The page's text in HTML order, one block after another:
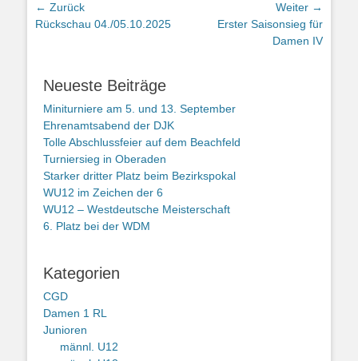
Beitragsnavigation
← Zurück
Vorheriger
Rückschau 04./05.10.2025
Weiter →
NächsterErster Saisonsieg für
Damen IV
Neueste Beiträge
Miniturniere am 5. und 13. September
Ehrenamtsabend der DJK
Tolle Abschlussfeier auf dem Beachfeld
Turniersieg in Oberaden
Starker dritter Platz beim Bezirkspokal
WU12 im Zeichen der 6
WU12 – Westdeutsche Meisterschaft
6. Platz bei der WDM
Kategorien
CGD
Damen 1 RL
Junioren
männl. U12